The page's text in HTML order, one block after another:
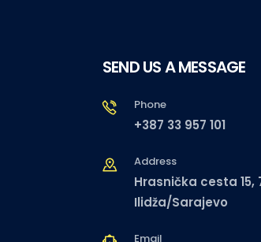
SEND US A MESSAGE
Phone
+387 33 957 101
Address
Hrasnička cesta 15,
Ilidža/Sarajevo
Email